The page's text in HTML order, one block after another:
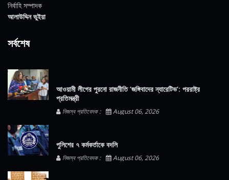
নির্বাহি সম্পাদক
আলাউদ্দিন ভুইয়া
সর্বশেষ
আওয়ামী লীগের পুরনো রাজনীতি ‘জঙ্গিবাদের ন্যারেটিভ’: পররাষ্ট্র
প্রতিমন্ত্রী
নিজস্ব প্রতিবেদক : August 06, 2026
পুলিশের ৭ কর্মকর্তাকে বদলি
নিজস্ব প্রতিবেদক : August 06, 2026